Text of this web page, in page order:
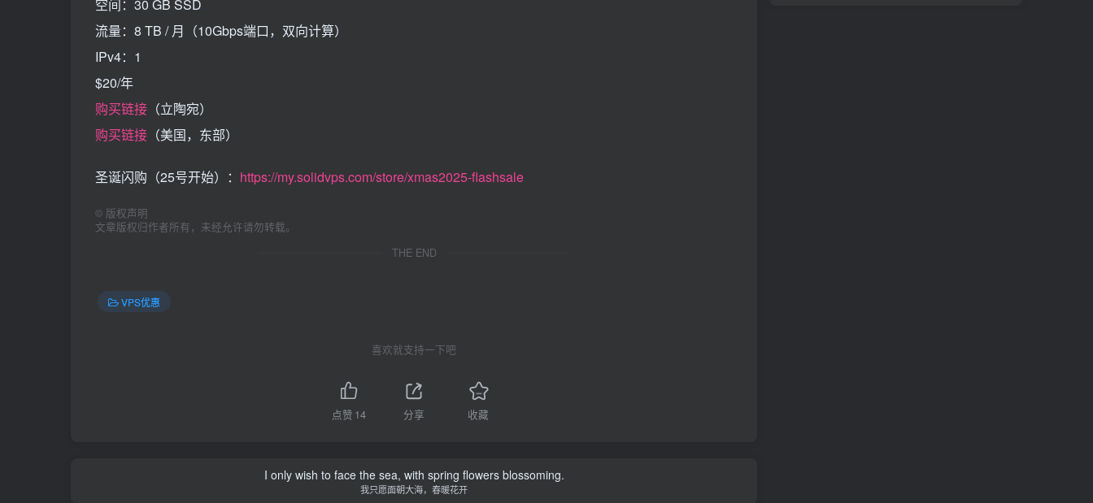
空间：30 GB SSD
流量：8 TB / 月（10Gbps端口，双向计算）
IPv4：1
$20/年
购买链接 （立陶宛）
购买链接 （美国，东部）
圣诞闪购（25号开始）： https://my.solidvps.com/store/xmas2025-flashsale
© 版权声明
文章版权归作者所有，未经允许请勿转载。
THE END
VPS优惠
喜欢就支持一下吧
点赞 14 分享 收藏
I only wish to face the sea, with spring flowers blossoming.
我只愿面朝大海，春暖花开